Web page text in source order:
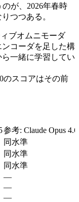
のが、2026年春時
つつある。
ブオムニモーダ
コーダを足した構
一緒に学習してい
のスコアはその前
参考: Claude Opus 4.6
同水準
同水準
同水準
—
—
—